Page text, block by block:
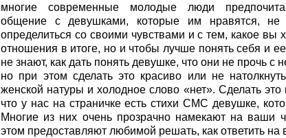
многие современные молодые люди
общение с девушками, которые им нравятся, не
определиться со своими чувствами и с тем, какое вы
отношения в итоге, но и чтобы лучше понять себя и
не знают, как дать понять девушке, что они не прочь с
но при этом сделать это красиво или не
женской натуры и холодное слово «нет». Сделать это
что у нас на страничке есть стихи СМС девушке,
Многие из них очень прозрачно намекают на ваши
этом предоставляют любимой решать, как ответить на